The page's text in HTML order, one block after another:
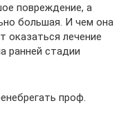
повреждение, а
большая. И чем она
лечение
ранней стадии
проф.